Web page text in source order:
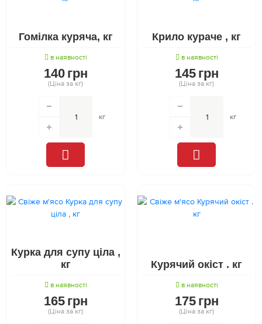
Гомілка куряча, кг
в наявності
140 грн
(Ціна за кг)
кг
Крило кураче , кг
в наявності
145 грн
(Ціна за кг)
кг
Курка для супу ціла ,
кг
в наявності
165 грн
(Ціна за кг)
Курячий окіст . кг
в наявності
175 грн
(Ціна за кг)